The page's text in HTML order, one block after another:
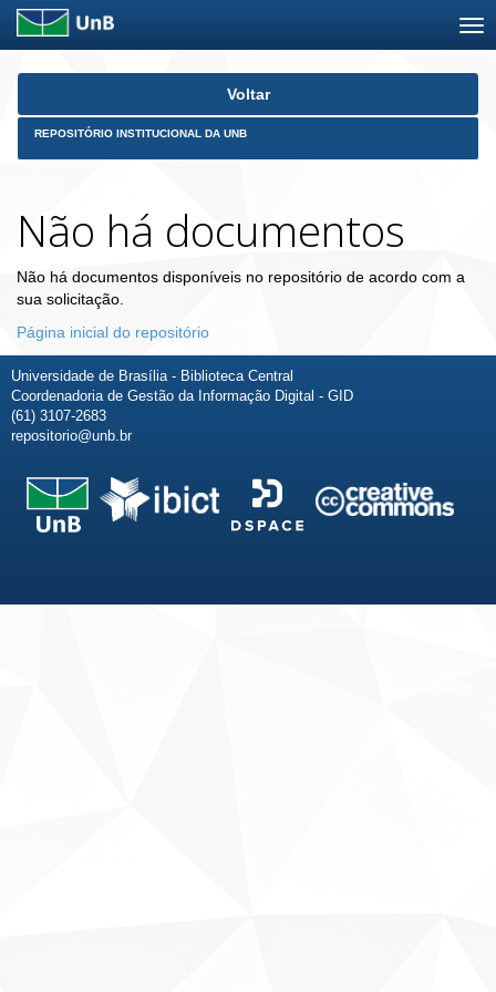
Skip
Voltar
REPOSITÓRIO INSTITUCIONAL DA UNB
Não há documentos
Não há documentos disponíveis no repositório de acordo com a
sua solicitação.
Página inicial do repositório
Universidade de Brasília - Biblioteca Central
Coordenadoria de Gestão da Informação Digital - GID
(61) 3107-2683
repositorio@unb.br